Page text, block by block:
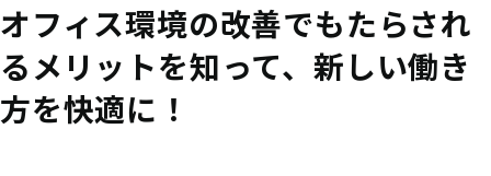
オフィス環境の改善でもたらされ
るメリットを知って、新しい働き
方を快適に！